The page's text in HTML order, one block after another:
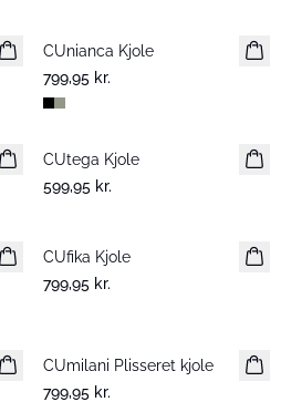
Nyhed
CUnianca Kjole
799,95 kr.
Nyhed
CUtega Kjole
599,95 kr.
Nyhed
CUfika Kjole
799,95 kr.
Nyhed
CUmilani Plisseret kjole
799,95 kr.